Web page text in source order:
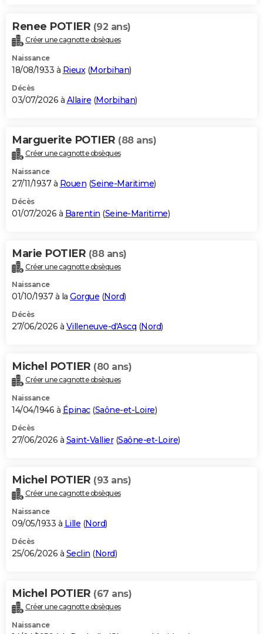
Renee POTIER (92 ans)
Créer une cagnotte obsèques
Naissance
18/08/1933 à Rieux(Morbihan)
Décès
03/07/2026 à Allaire (Morbihan)
Marguerite POTIER (88 ans)
Créer une cagnotte obsèques
Naissance
27/11/1937 à Rouen (Seine-Maritime)
Décès
01/07/2026 à Barentin (Seine-Maritime)
Marie POTIER (88 ans)
Créer une cagnotte obsèques
Naissance
01/10/1937 à la Gorgue (Nord)
Décès
27/06/2026 à Villeneuve-d'Ascq (Nord)
Michel POTIER (80 ans)
Créer une cagnotte obsèques
Naissance
14/04/1946 à Épinac(Saône-et-Loire)
Décès
27/06/2026 à Saint-Vallier(Saône-et-Loire)
Michel POTIER (93 ans)
Créer une cagnotte obsèques
Naissance
09/05/1933 à Lille (Nord)
Décès
25/06/2026 à Seclin (Nord)
Michel POTIER (67 ans)
Créer une cagnotte obsèques
Naissance